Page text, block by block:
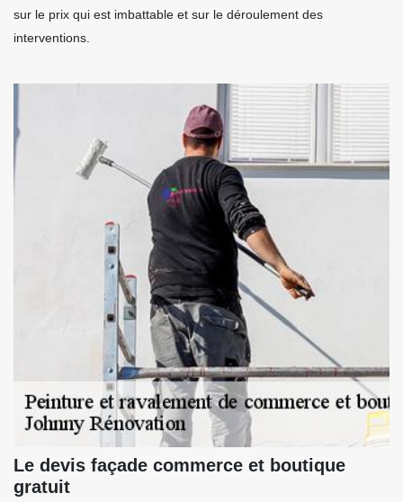
sur le prix qui est imbattable et sur le déroulement des
interventions.
Le devis façade commerce et boutique
gratuit